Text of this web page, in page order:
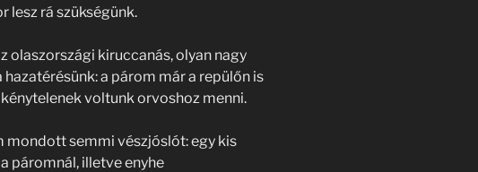
lesz rá szükségünk.
olaszországi kiruccanás, olyan nagy
a párom már a repülőn is
voltunk orvoshoz menni.
mondott semmi vészjóslót: egy kis
páromnál, illetve enyhe